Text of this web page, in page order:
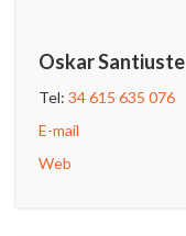
Oskar Santiuste
Tel: 34 615 635 076
E-mail
Web